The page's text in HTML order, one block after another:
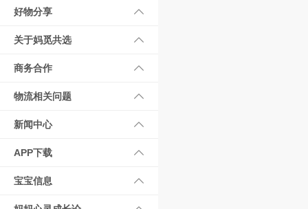
好物分享
关于妈觅共选
商务合作
物流相关问题
新闻中心
APP下载
宝宝信息